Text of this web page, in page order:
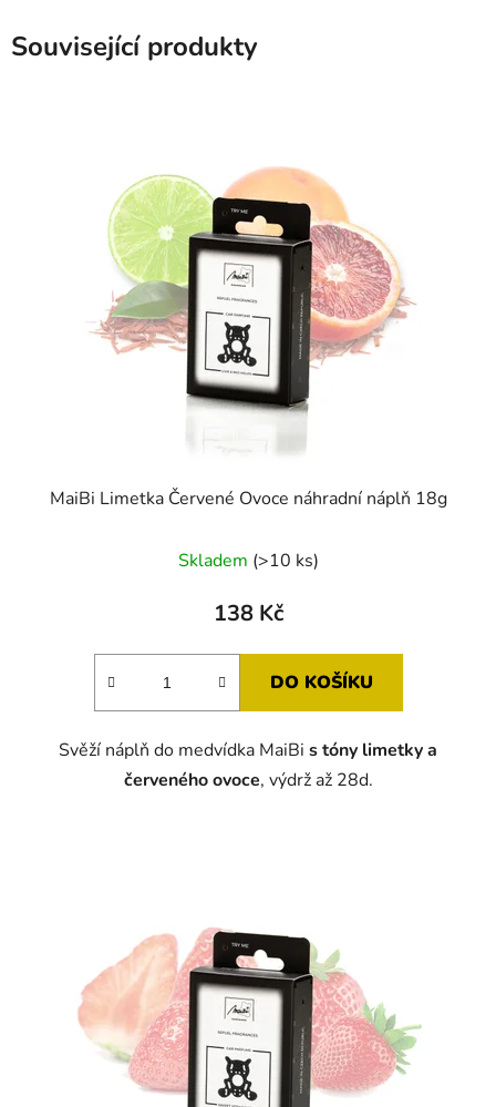
Související produkty
MaiBi Limetka Červené Ovoce náhradní náplň 18g
Skladem (>10 ks)
138 Kč
DO KOŠÍKU
Svěží náplň do medvídka MaiBi s tóny limetky a
červeného ovoce, výdrž až 28d.